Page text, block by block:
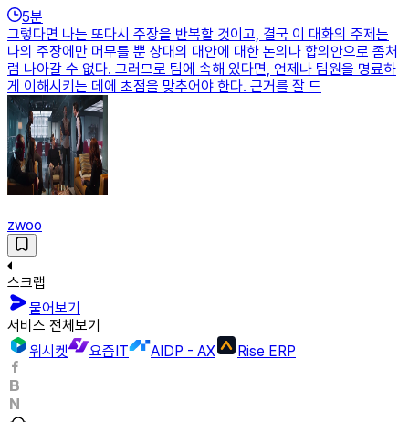
5분
그렇다면 나는 또다시 주장을 반복할 것이고, 결국 이 대화의 주제는
나의 주장에만 머무를 뿐 상대의 대안에 대한 논의나 합의안으로 좀처
럼 나아갈 수 없다. 그러므로 팀에 속해 있다면, 언제나 팀원을 명료하
게 이해시키는 데에 초점을 맞추어야 한다. 근거를 잘 드
zwoo
스크랩
물어보기
서비스 전체보기
위시켓
요즘IT AIDP - AX Rise ERP